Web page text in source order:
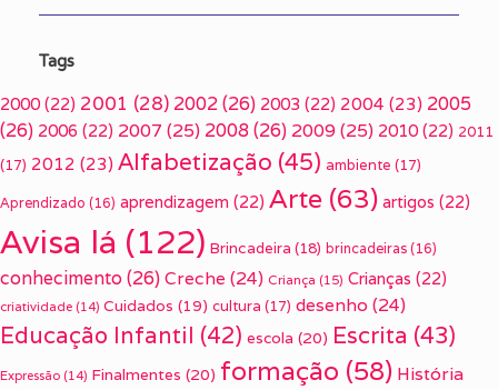
Tags
2000 (22) 2001 (28) 2002(26) 2003 (22) 2004 (23) 2005
(26) 2006 (22) 2007 (25) 2008(26) 2009(25) 2010 (22) 2011
(17) 2012 (23) Alfabetização (45) ambiente (17)
Aprendizado (16) aprendizagem (22) Arte (63) artigos (22)
Avisa lá (122) Brincadeira (18) brincadeiras (16)
conhecimento(26) Creche (24) Criança (15) Crianças (22)
criatividade (14) Cuidados (19) cultura (17) desenho (24)
Educação Infantil (42) escola (20) Escrita (43)
Expressão (14) Finalmentes (20) formação (58) História